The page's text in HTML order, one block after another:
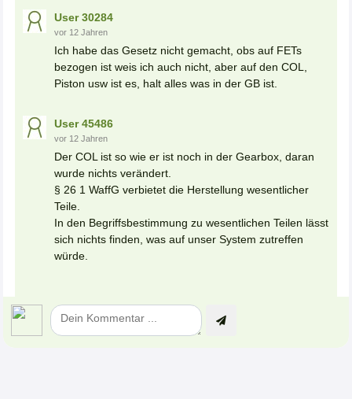
User 30284
vor 12 Jahren
Ich habe das Gesetz nicht gemacht, obs auf FETs
bezogen ist weis ich auch nicht, aber auf den COL,
Piston usw ist es, halt alles was in der GB ist.
User 45486
vor 12 Jahren
Der COL ist so wie er ist noch in der Gearbox, daran
wurde nichts verändert.
§ 26 1 WaffG verbietet die Herstellung wesentlicher
Teile.
In den Begriffsbestimmung zu wesentlichen Teilen lässt
sich nichts finden, was auf unser System zutreffen
würde.